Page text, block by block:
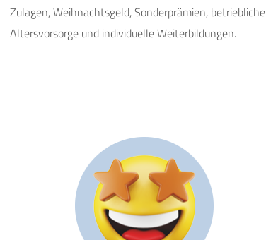
Zulagen, Weihnachtsgeld, Sonderprämien, betriebliche
Altersvorsorge und individuelle Weiterbildungen.